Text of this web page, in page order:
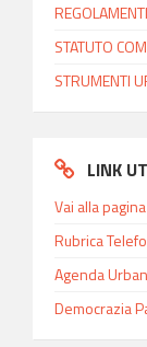
REGOLAMENTI
STATUTO
STRUMENTI
LINK
Vai alla
Rubrica
Agenda
Democrazia